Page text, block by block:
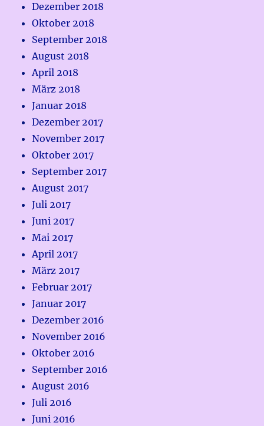
Dezember 2018
Oktober 2018
September 2018
August 2018
April 2018
März 2018
Januar 2018
Dezember 2017
November 2017
Oktober 2017
September 2017
August 2017
Juli 2017
Juni 2017
Mai 2017
April 2017
März 2017
Februar 2017
Januar 2017
Dezember 2016
November 2016
Oktober 2016
September 2016
August 2016
Juli 2016
Juni 2016